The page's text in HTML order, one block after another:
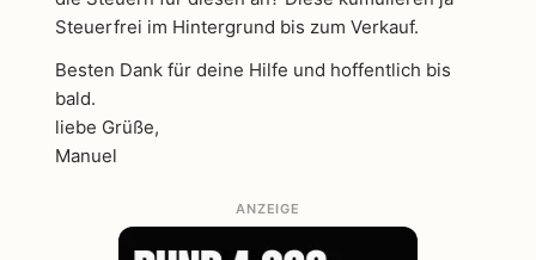
Steuerfrei im Hintergrund bis zum Verkauf.
Besten Dank für deine Hilfe und hoffentlich bis
bald.
liebe Grüße,
Manuel
ANZEIGE